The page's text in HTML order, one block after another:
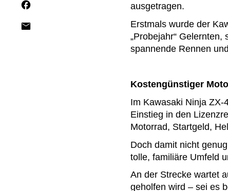
ausgetragen.
Erstmals wurde der
„Probejahr“
spannende Rennen
Kostengünstiger
Im Kawasaki Ninja
Einstieg in den
Motorrad, Startgeld,
Doch damit nicht
tolle, familiäre Umfeld
An der Strecke wartet
geholfen wird – sei es